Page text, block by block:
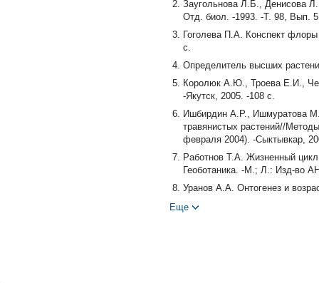
Заугольнова Л.Б., Денисова
Отд. биол. -1993. -Т. 98, Вып.
Гоголева П.А. Конспект
с.
Определитель высших
Королюк А.Ю., Троева Е.И.,
-Якутск, 2005. -108 с.
Ишбирдин А.Р., Ишмуратова
травянистых растений//
февраля 2004). -Сыктывкар,
Работнов Т.А. Жизненный
Геоботаника. -М.; Л.: Изд-во
Уранов А.А. Онтогенез и
Еще